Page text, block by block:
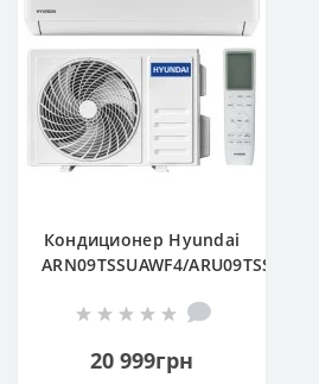
Кондиционер Hyundai
ARN09TSSUAWF4/ARU09TSSUAWF4
20 999грн